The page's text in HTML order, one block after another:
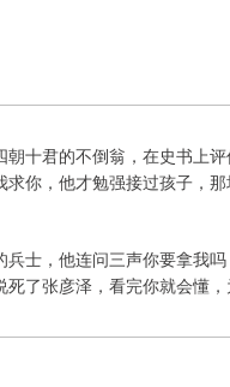
十君的不倒翁，在史书上
你，他才勉强接过孩子，
士，他连问三声你要拿我
了张彦泽，看完你就会懂